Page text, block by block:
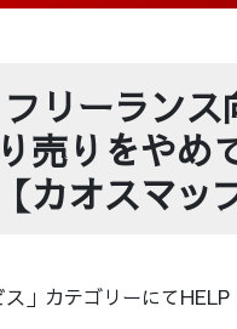
フリーラン
売りをやめ
カオスマッ
」カテゴリーにてHELP